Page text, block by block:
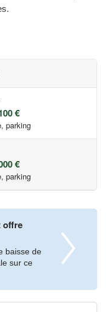
proximité
complexe sportif
de bus performant
est à 5 min à pied.
gare de Nantes est à
rapidement des
l'accès aux zones
pour découvrir
€
parking
€
parking
offre
baisse de
sur ce